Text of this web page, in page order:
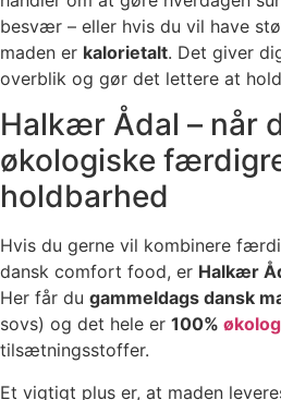
besvær – eller hvis du vil have
maden er kalorietalt. Det giver
overblik og gør det lettere at
Halkær Ådal – når
økologiske
holdbarhed
Hvis du gerne vil kombinere
dansk comfort food, er Halkær
Her får du gammeldags dansk
sovs) og det hele er 100%
tilsætningsstoffer.
Et vigtigt plus er, at maden